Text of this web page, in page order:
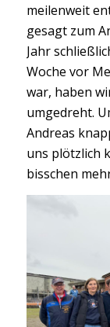
meilenweit
gesagt zum
Jahr
Woche vor
war, haben
umgedreht.
Andreas
uns plötzlich
bisschen